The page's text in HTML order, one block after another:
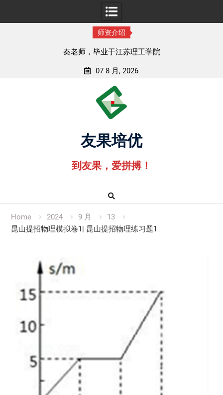
师资介绍
秦老师，毕业于江苏理工学院
07 8 月, 2026
友果培优
到友果，爱拼搏！
Home 2024 9 月
13
昆山提招物理模拟卷1| 昆山提招物理练习题1